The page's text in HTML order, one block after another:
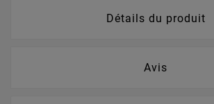
Détails du produit
Avis